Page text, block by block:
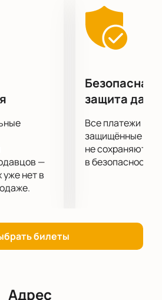
очень тонким, чувственным,
просмотра он, как
вино, оставляет приятное
насладиться увиденным
—
нет в
Безопасная
защита
Все платежи
защищённые
не сохраняются
в безопасности.
билеты
Адрес